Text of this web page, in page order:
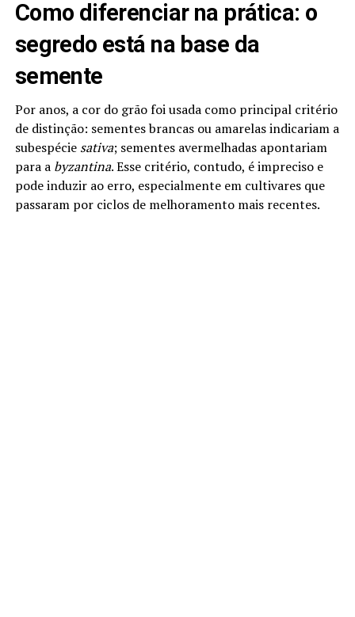
Como diferenciar na prática: o
segredo está na base da
semente
Por anos, a cor do grão foi usada como principal critério
de distinção: sementes brancas ou amarelas indicariam a
subespécie sativa; sementes avermelhadas apontariam
para a byzantina. Esse critério, contudo, é impreciso e
pode induzir ao erro, especialmente em cultivares que
passaram por ciclos de melhoramento mais recentes.